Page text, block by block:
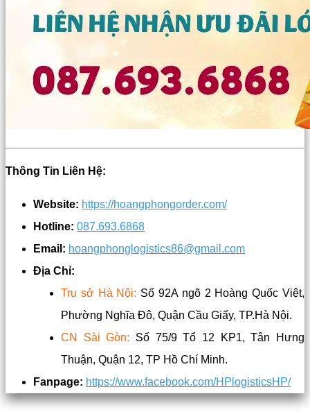
Thông Tin Liên Hệ:
Website: https://hoangphongorder.com/
Hotline: 087.693.6868
Email: hoangphonglogistics86@gmail.com
Địa Chỉ:
Trụ sở Hà Nội: Số 92A ngõ 2 Hoàng Quốc Việt,
Phường Nghĩa Đô, Quận Cầu Giấy, TP.Hà Nội.
CN Sài Gòn: Số 75/9 Tổ 12 KP1, Tân Hưng
Thuận, Quận 12, TP Hồ Chí Minh.
Fanpage: https://www.facebook.com/HPlogisticsHP/